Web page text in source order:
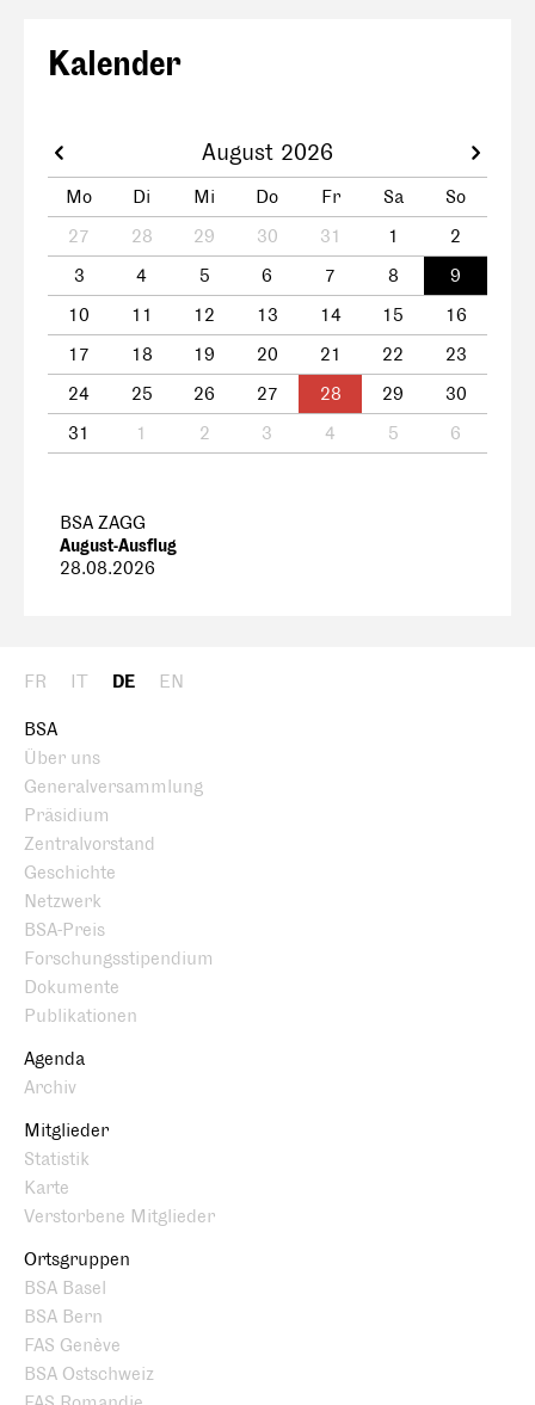
Kalender
August 2026
Mo Di Mi Do Fr Sa
So
27
28 29 30 31 1
2
3
4 5 6 7 8
9
10
11 12 13 14 15
16
17
18 19 20 21 22
23
24
25 26 27 28 29
30
31
1 2 3 4 5 6
BSA ZAGG
August-Ausflug
28.08.2026
FR IT DE EN
BSA
Über uns
Generalversammlung
Präsidium
Zentralvorstand
Geschichte
Netzwerk
BSA-Preis
Forschungsstipendium
Dokumente
Publikationen
Agenda
Archiv
Mitglieder
Statistik
Karte
Verstorbene Mitglieder
Ortsgruppen
BSA Basel
BSA Bern
FAS Genève
BSA Ostschweiz